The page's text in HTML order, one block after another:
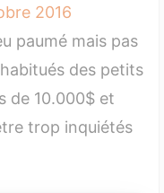
2016
paumé mais pas
des petits
de 10.000$ et
trop inquiétés